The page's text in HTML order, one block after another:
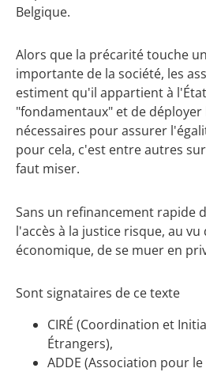
Belgique.
Alors que la précarité touche
importante de la société, les
estiment qu'il appartient à
"fondamentaux" et de déployer
nécessaires pour assurer
pour cela, c'est entre autres
faut miser.
Sans un refinancement rapide
l'accès à la justice risque, au vu
économique, de se muer en
Sont signataires de ce texte
CIRÉ (Coordination et
Étrangers),
ADDE (Association pour